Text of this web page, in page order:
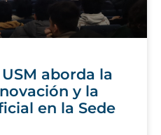
aborda la
y la
en la Sede